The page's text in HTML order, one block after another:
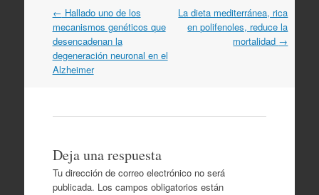
Navegación
por
artículos
← Hallado uno de los
mecanismos genéticos que
desencadenan la
degeneración neuronal en el
Alzheimer
La dieta mediterránea, rica
en polifenoles, reduce la
mortalidad →
Deja una respuesta
Tu dirección de correo electrónico no será
publicada. Los campos obligatorios están